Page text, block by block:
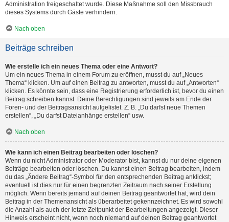
Administration freigeschaltet wurde. Diese Maßnahme soll den Missbrauch
dieses Systems durch Gäste verhindern.
Nach oben
Beiträge schreiben
Wie erstelle ich ein neues Thema oder eine Antwort?
Um ein neues Thema in einem Forum zu eröffnen, musst du auf „Neues
Thema“ klicken. Um auf einen Beitrag zu antworten, musst du auf „Antworten“
klicken. Es könnte sein, dass eine Registrierung erforderlich ist, bevor du einen
Beitrag schreiben kannst. Deine Berechtigungen sind jeweils am Ende der
Foren- und der Beitragsansicht aufgelistet. Z. B. „Du darfst neue Themen
erstellen“, „Du darfst Dateianhänge erstellen“ usw.
Nach oben
Wie kann ich einen Beitrag bearbeiten oder löschen?
Wenn du nicht Administrator oder Moderator bist, kannst du nur deine eigenen
Beiträge bearbeiten oder löschen. Du kannst einen Beitrag bearbeiten, indem
du das „Ändere Beitrag“-Symbol für den entsprechenden Beitrag anklickst;
eventuell ist dies nur für einen begrenzten Zeitraum nach seiner Erstellung
möglich. Wenn bereits jemand auf deinen Beitrag geantwortet hat, wird dein
Beitrag in der Themenansicht als überarbeitet gekennzeichnet. Es wird sowohl
die Anzahl als auch der letzte Zeitpunkt der Bearbeitungen angezeigt. Dieser
Hinweis erscheint nicht, wenn noch niemand auf deinen Beitrag geantwortet